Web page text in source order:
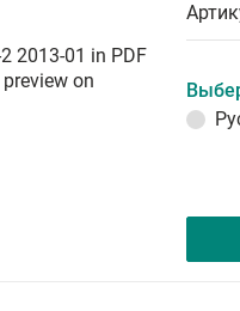
2013-01 in PDF
on